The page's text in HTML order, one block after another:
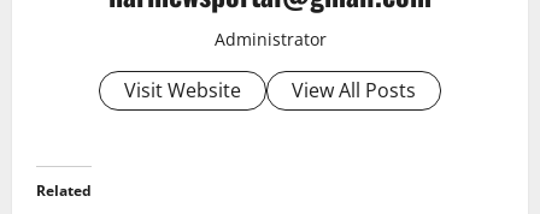
Administrator
Visit Website View All Posts
Related